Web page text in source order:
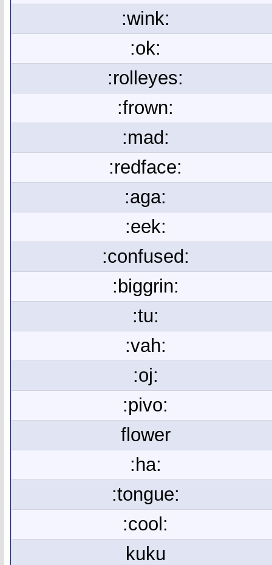
:wink:
:ok:
:rolleyes:
:frown:
:mad:
:redface:
:aga:
:eek:
:confused:
:biggrin:
:tu:
:vah:
:oj:
:pivo:
flower
:ha:
:tongue:
:cool:
kuku